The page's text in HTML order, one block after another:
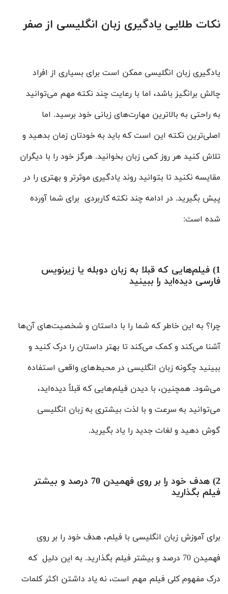
نکات طلایی یادگیری زبان انگلیسی از صفر
یادگیری زبان انگلیسی ممکن است برای بسیاری از افراد
چالش برانگیز باشد، اما با رعایت چند نکته مهم می‌توانید
به راحتی به بالاترین مهارت‌های زبانی خود برسید. اما
اصلی‌ترین نکته این است که باید به خودتان زمان بدهید و
تلاش کنید هر روز کمی زبان بخوانید. هرگز خود را با دیگران
مقایسه نکنید تا بتوانید روند یادگیری موثرتر و بهتری را در
پیش بگیرید. در ادامه چند نکته کاربردی برای شما آورده
شده است:
1) فیلم‌هایی که قبلا به زبان دوبله یا زیرنویس
فارسی دیده‌اید را ببینید
چرا؟‌ به این خاطر که شما را با داستان و شخصیت‌های آن‌ها
آشنا می‌کند و کمک می‌کند تا بهتر داستان را درک کنید و
ببینید چگونه زبان انگلیسی در محیط‌های واقعی استفاده
می‌شود. همچنین، با دیدن فیلم‌هایی که قبلاً دیده‌اید،
می‌توانید به سرعت و با لذت بیشتری به زبان انگلیسی
گوش دهید و لغات جدید را یاد بگیرید.
2) هدف خود را بر روی فهمیدن 70 درصد و بیشتر
فیلم بگذارید
برای آموزش زبان انگلیسی با فیلم، هدف خود را بر روی
فهمیدن 70 درصد و بیشتر فیلم بگذارید. به این دلیل که
درک مفهوم کلی فیلم مهم است، نه یاد داشتن اکثر کلمات